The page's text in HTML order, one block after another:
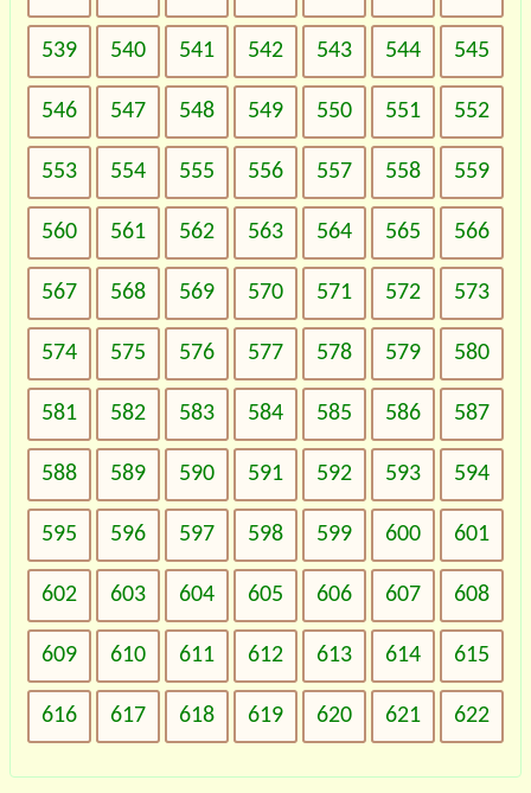
539 540 541 542 543 544 545
546 547 548 549 550 551 552
553 554 555 556 557 558 559
560 561 562 563 564 565 566
567 568 569 570 571 572 573
574 575 576 577 578 579 580
581 582 583 584 585 586 587
588 589 590 591 592 593 594
595 596 597 598 599 600 601
602 603 604 605 606 607 608
609 610 611 612 613 614 615
616 617 618 619 620 621 622